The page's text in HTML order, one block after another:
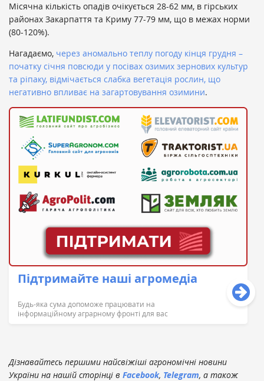
Місячна кількість опадів очікується 28-62 мм, в гірських
районах Закарпаття та Криму 77-79 мм, що в межах норми
(80-120%).
Нагадаємо, через аномально теплу погоду кінця грудня –
початку січня повсюди у посівах озимих зернових культур
та ріпаку, відмічається слабка вегетація рослин, що
негативно впливає на загартовування озимини.
Підтримайте наші агромедіа
Будь-яка сума допоможе працювати на
інформаційному аграрному фронті для вас
Дізнавайтесь першими найсвіжіші агрономічні новини
України на нашій сторінці в Facebook, Telegram, а також